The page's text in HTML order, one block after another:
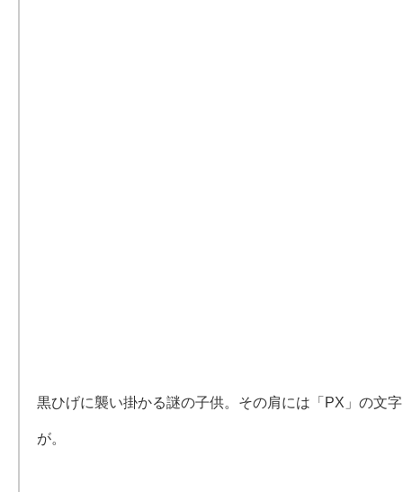
黒ひげに襲い掛かる謎の子供。その肩には「PX」の文字
が。